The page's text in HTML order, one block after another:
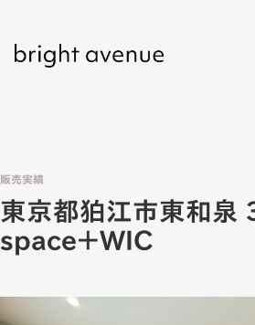
販売実績
東京都狛江市東和泉
space＋WIC